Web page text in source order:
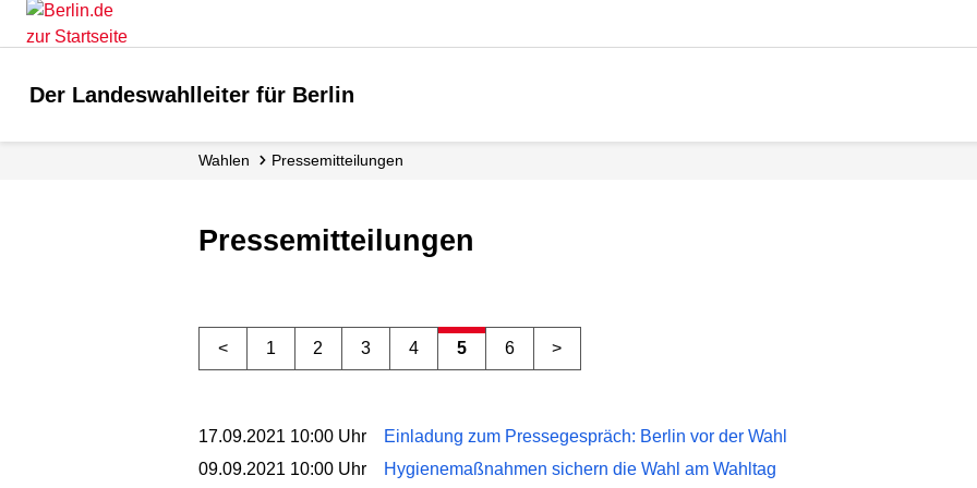
Der Landeswahlleiter für Berlin
Wahlen Presse­mitteilungen
Pressemitteilungen
< 1 2 3 4 5 6 >
17.09.2021 10:00 Uhr
Einladung zum Pressegespräch: Berlin vor der Wahl
09.09.2021 10:00 Uhr
Hygienemaßnahmen sichern die Wahl am Wahltag